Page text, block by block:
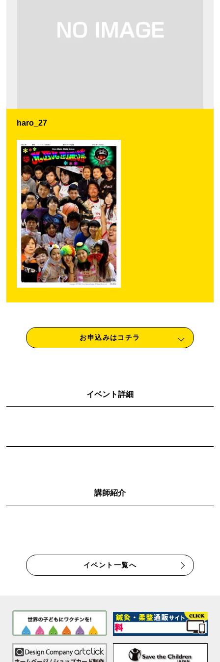
haro_27
お申込みはコチラ
イベント詳細
講師紹介
イベント一覧へ